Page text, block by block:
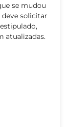
se mudou
solicitar
atualizadas.